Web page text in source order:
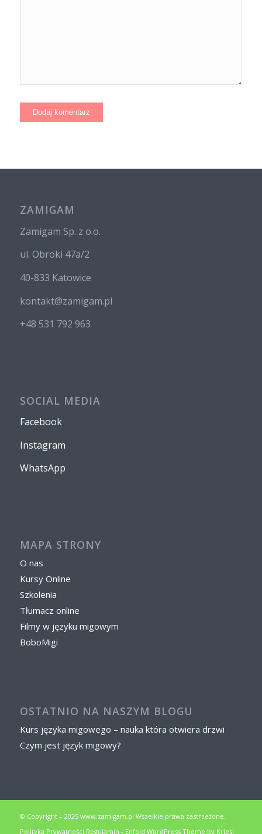
ZAMIGAM
Zamigam Sp. z o.o.
ul. Obroki 47a/2
40-833 Katowice
kontakt@zamigam.pl
+48 531 792 963
SOCIAL MEDIA
Facebook
Instagram
WhatsApp
MAPA STRONY
O nas
Kursy Online
Szkolenia
Tłumacz online
Filmy w języku migowym
BoboMigi
OSTATNIO NA NASZYM BLOGU
Kurs języka migowego – nauka która otwiera drzwi
Czym jest język migowy?
© Copyright – 2025 www.zamigam.pl Wszelkie prawa zastrzeżone.
Polityka Prywatności Regulamin - Enfold WordPress Theme by Kriesi